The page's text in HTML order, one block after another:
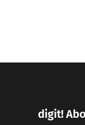
digit!